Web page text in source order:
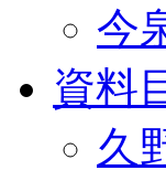
今
資料
久